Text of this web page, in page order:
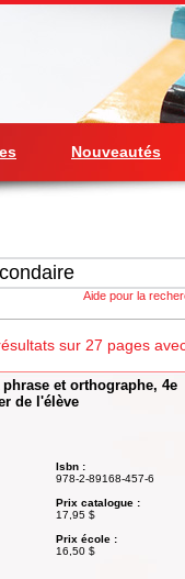
Nouveautés
Aide pour la
sur 27 pages
et orthographe, 4e
de l'élève
Isbn :
978-2-89168-457-6
Prix catalogue :
17,95 $
Prix école :
16,50 $